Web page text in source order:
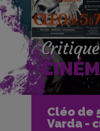
Critique
Cléo de
Varda -
Accueil
Critiques et
Cléo de 5 à 7 -